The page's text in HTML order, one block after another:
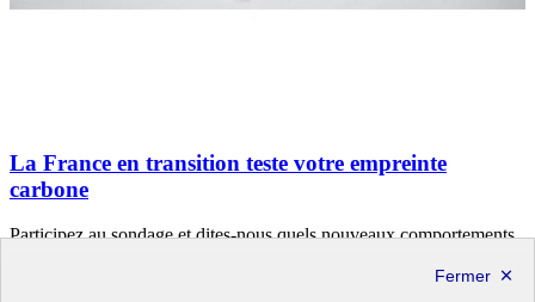
La France en transition teste votre empreinte
carbone
Participez au sondage et dites-nous quels nouveaux comportements